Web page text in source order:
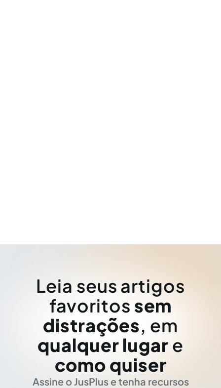
Leia seus artigos
favoritos sem
distrações, em
qualquer lugar e
como quiser
Assine o JusPlus e tenha recursos